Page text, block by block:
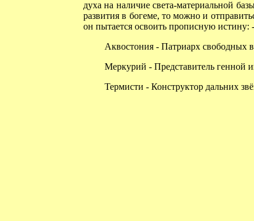
духа на наличие света-материальной
развития в богеме, то можно и
он пытается освоить прописную истину:
Аквостония - Патриарх свободных
Меркурий - Представитель генной
Термисти - Конструктор дальних